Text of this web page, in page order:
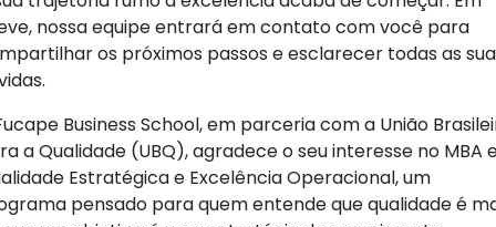
nossa equipe entrará em contato com você para
os próximos passos e esclarecer todas as
Business School, em parceria com a União
a Qualidade (UBQ), agradece o seu interesse no MBA
Estratégica e Excelência Operacional, um
pensado para quem entende que qualidade é